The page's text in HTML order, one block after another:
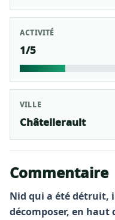
ACTIVITÉ
1/5
VILLE
Châtellerault
Commentaire
Nid qui a été détruit,
décomposer, en haut